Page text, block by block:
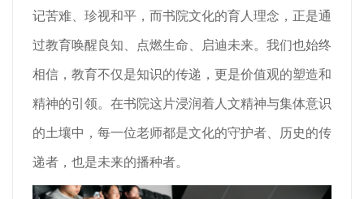
记苦难、珍视和平，而书院文化的育人理念，正是通
过教育唤醒良知、点燃生命、启迪未来。我们也始终
相信，教育不仅是知识的传递，更是价值观的塑造和
精神的引领。在书院这片浸润着人文精神与集体意识
的土壤中，每一位老师都是文化的守护者、历史的传
递者，也是未来的播种者。